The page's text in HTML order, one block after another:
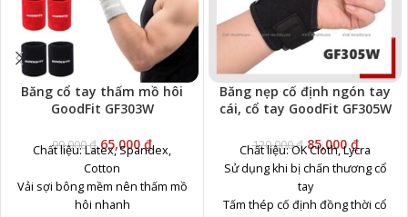
Băng cổ tay thấm mồ hôi
GoodFit GF303W
99,000₫ 65,000₫
Chất liệu: Latex, Spandex,
Cotton
Vải sợi bông mềm nên thấm mồ
hôi nhanh
Băng nẹp cố định ngón tay
cái, cổ tay GoodFit GF305W
120,000₫ 85,000₫
Chất liệu: OK Cloth, Lycra
Sử dụng khi bị chấn thương cổ
tay
Tấm thép cố định đồng thời cổ